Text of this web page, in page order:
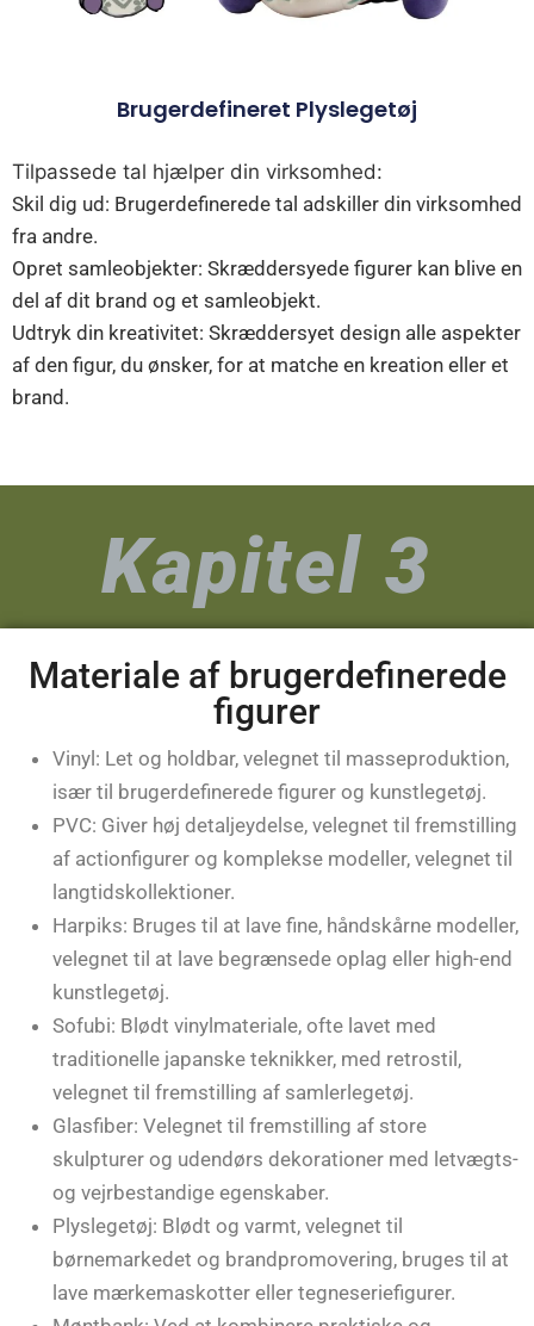
Brugerdefineret Plyslegetøj
Tilpassede tal hjælper din virksomhed:
Skil dig ud: Brugerdefinerede tal adskiller din virksomhed
fra andre.
Opret samleobjekter: Skræddersyede figurer kan blive en
del af dit brand og et samleobjekt.
Udtryk din kreativitet: Skræddersyet design alle aspekter
af den figur, du ønsker, for at matche en kreation eller et
brand.
Kapitel 3
Materiale af brugerdefinerede
figurer
Vinyl: Let og holdbar, velegnet til masseproduktion,
især til brugerdefinerede figurer og kunstlegetøj.
PVC: Giver høj detaljeydelse, velegnet til fremstilling
af actionfigurer og komplekse modeller, velegnet til
langtidskollektioner.
Harpiks: Bruges til at lave fine, håndskårne modeller,
velegnet til at lave begrænsede oplag eller high-end
kunstlegetøj.
Sofubi: Blødt vinylmateriale, ofte lavet med
traditionelle japanske teknikker, med retrostil,
velegnet til fremstilling af samlerlegetøj.
Glasfiber: Velegnet til fremstilling af store
skulpturer og udendørs dekorationer med letvægts-
og vejrbestandige egenskaber.
Plyslegetøj: Blødt og varmt, velegnet til
børnemarkedet og brandpromovering, bruges til at
lave mærkemaskotter eller tegneseriefigurer.